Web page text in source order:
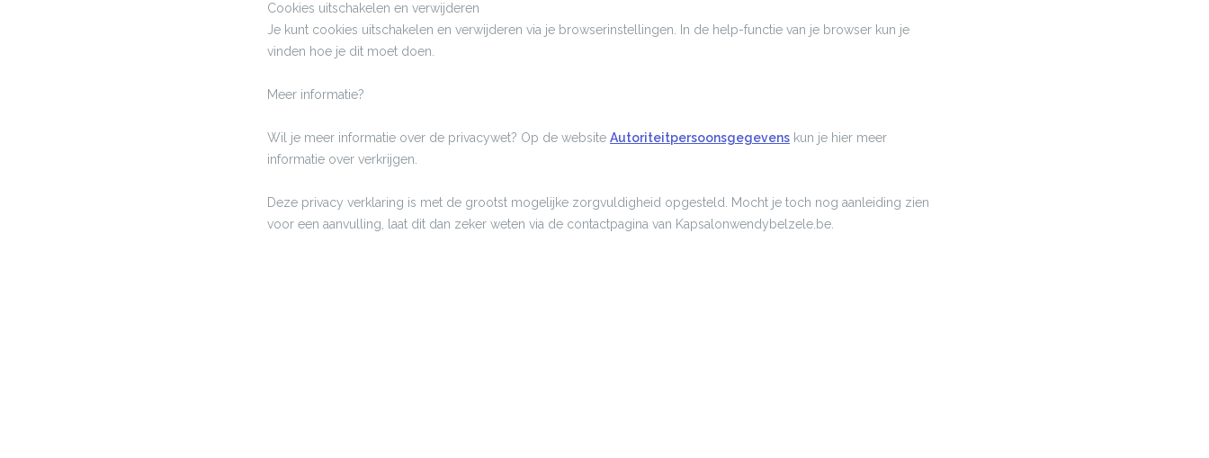
Cookies uitschakelen en verwijderen
Je kunt cookies uitschakelen en verwijderen via je browserinstellingen. In de help-functie van je browser kun je
vinden hoe je dit moet doen.
Meer informatie?
Wil je meer informatie over de privacywet? Op de website Autoriteitpersoonsgegevens kun je hier meer
informatie over verkrijgen.
Deze privacy verklaring is met de grootst mogelijke zorgvuldigheid opgesteld. Mocht je toch nog aanleiding zien
voor een aanvulling, laat dit dan zeker weten via de contactpagina van Kapsalonwendybelzele.be.